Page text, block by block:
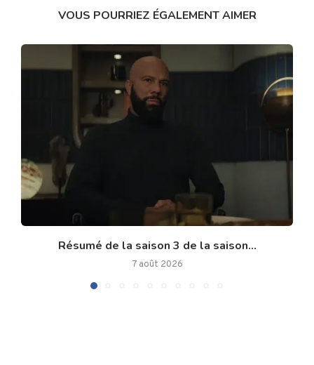
VOUS POURRIEZ ÉGALEMENT AIMER
Résumé de la saison 3 de la saison...
7 août 2026